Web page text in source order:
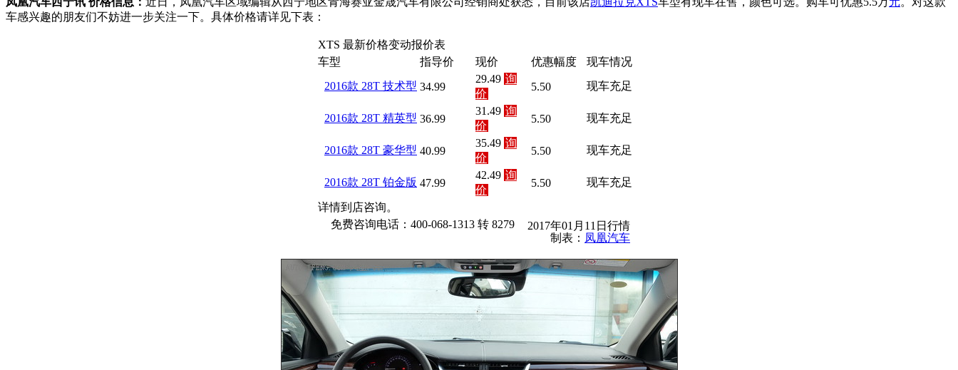
车感兴趣的朋友们不妨进一步关注一下。具体价格请详见下表：
XTS 最新价格变动报价表
车型 指导价 现价 优惠幅度
现车情况
2016款 28T 技术型 34.99
29.49 询
价
5.50 现车充足
2016款 28T 精英型 36.99
31.49 询
价
5.50 现车充足
2016款 28T 豪华型 40.99
35.49 询
价
5.50 现车充足
2016款 28T 铂金版 47.99
42.49 询
价
5.50 现车充足
详情到店咨询。
免费咨询电话：400-068-1313 转 8279
2017年01月11日行情
制表： 凤凰汽车